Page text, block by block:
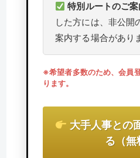
特別ルートのご案
した方には、非公開
案内する場合があり
※希望者多数のため、会員
ります。
大手人事との
る（無